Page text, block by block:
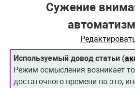
Сужение
Используемый довод статьи (
Режим осмысления возникает
достаточного времени на это,